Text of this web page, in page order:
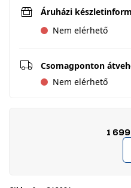
Áruházi
Nem elérhető
Csomagponton
Nem elérhető
1